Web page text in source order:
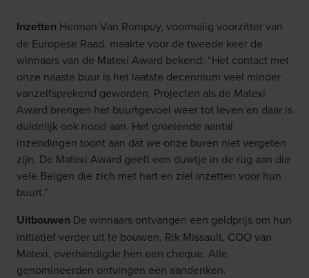
Inzetten Herman Van Rompuy, voormalig voorzitter van
de Europese Raad, maakte voor de tweede keer de
winnaars van de Matexi Award bekend: “Het contact met
onze naaste buur is het laatste decennium veel minder
vanzelfsprekend geworden. Projecten als de Matexi
Award brengen het buurtgevoel weer tot leven en daar is
duidelijk ook nood aan. Het groeiende aantal
inzendingen toont aan dat we onze buren niet vergeten
zijn. De Matexi Award geeft een duwtje in de rug aan die
vele Belgen die zich met hart en ziel inzetten voor hun
buurt.”
Uitbouwen De winnaars ontvangen een geldprijs om hun
initiatief verder uit te bouwen. Rik Missault, COO van
Matexi, overhandigde hen een cheque. Alle
genomineerden ontvingen een aandenken.